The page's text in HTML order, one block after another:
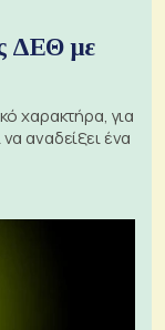
ΔΕΘ με
χαρακτήρα, για
αναδείξει ένα